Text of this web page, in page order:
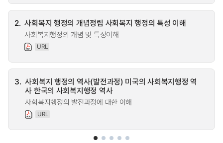
2. 사회복지 행정의 개념정립 사회복지 행정의 특성 이해
사회복지행정의 개념 및 특성이해
URL
3. 사회복지 행정의 역사(발전과정) 미국의 사회복지행정 역
사 한국의 사회복지행정 역사
사회복지행정의 발전과정에 대한 이해
URL